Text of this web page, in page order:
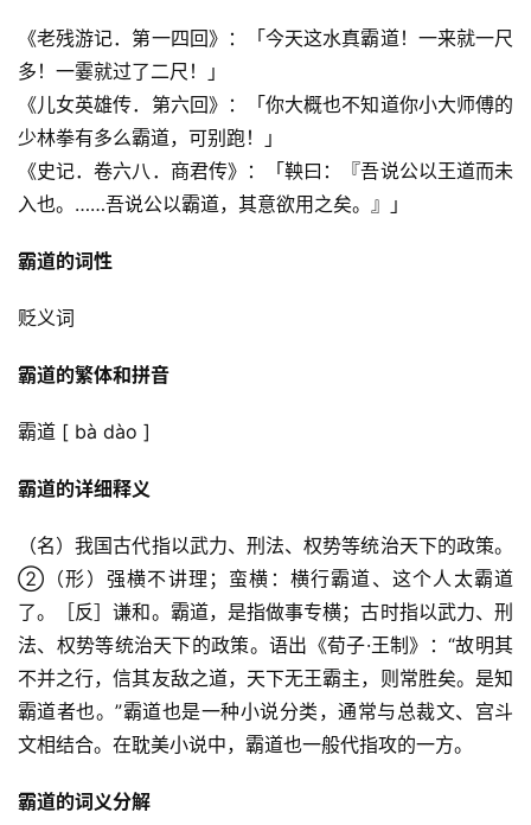
《老残游记．第一四回》：「今天这水真霸道！一来就一尺
多！一霎就过了二尺！」
《儿女英雄传．第六回》：「你大概也不知道你小大师傅的
少林拳有多么霸道，可别跑！」
《史记．卷六八．商君传》：「鞅曰：『吾说公以王道而未
入也。……吾说公以霸道，其意欲用之矣。』」
霸道的词性
贬义词
霸道的繁体和拼音
霸道 [ bà dào ]
霸道的详细释义
（名）我国古代指以武力、刑法、权势等统治天下的政策。
②（形）强横不讲理；蛮横：横行霸道、这个人太霸道
了。［反］谦和。霸道，是指做事专横；古时指以武力、刑
法、权势等统治天下的政策。语出《荀子·王制》：“故明其
不并之行，信其友敌之道，天下无王霸主，则常胜矣。是知
霸道者也。”霸道也是一种小说分类，通常与总裁文、宫斗
文相结合。在耽美小说中，霸道也一般代指攻的一方。
霸道的词义分解